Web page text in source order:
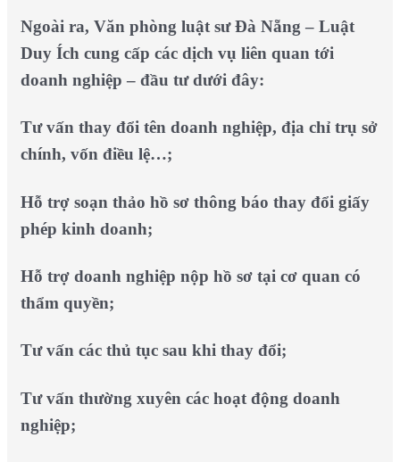
Ngoài ra, Văn phòng luật sư Đà Nẵng – Luật
Duy Ích cung cấp các dịch vụ liên quan tới
doanh nghiệp – đầu tư dưới đây:
Tư vấn thay đổi tên doanh nghiệp, địa chỉ trụ sở
chính, vốn điều lệ…;
Hỗ trợ soạn thảo hồ sơ thông báo thay đổi giấy
phép kinh doanh;
Hỗ trợ doanh nghiệp nộp hồ sơ tại cơ quan có
thẩm quyền;
Tư vấn các thủ tục sau khi thay đổi;
Tư vấn thường xuyên các hoạt động doanh
nghiệp;